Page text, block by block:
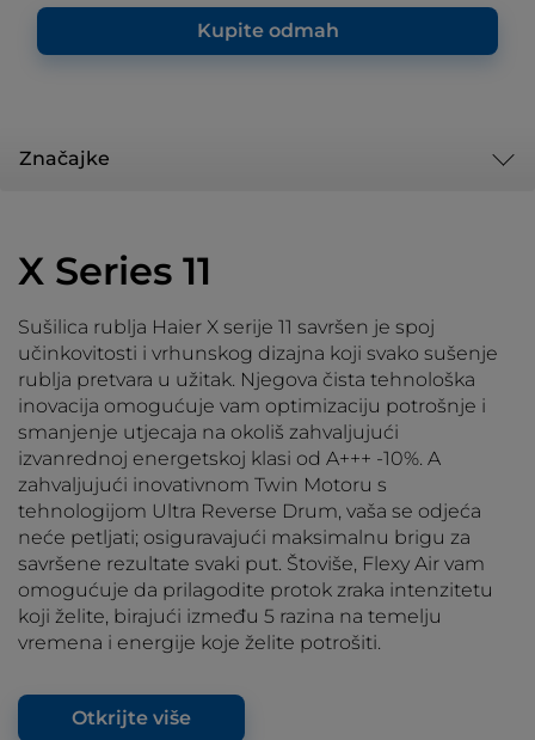
Kupite odmah
Značajke
X Series 11
Sušilica rublja Haier X serije 11 savršen je spoj
učinkovitosti i vrhunskog dizajna koji svako sušenje
rublja pretvara u užitak. Njegova čista tehnološka
inovacija omogućuje vam optimizaciju potrošnje i
smanjenje utjecaja na okoliš zahvaljujući
izvanrednoj energetskoj klasi od A+++ -10%. A
zahvaljujući inovativnom Twin Motoru s
tehnologijom Ultra Reverse Drum, vaša se odjeća
neće petljati; osiguravajući maksimalnu brigu za
savršene rezultate svaki put. Štoviše, Flexy Air vam
omogućuje da prilagodite protok zraka intenzitetu
koji želite, birajući između 5 razina na temelju
vremena i energije koje želite potrošiti.
Otkrijte više